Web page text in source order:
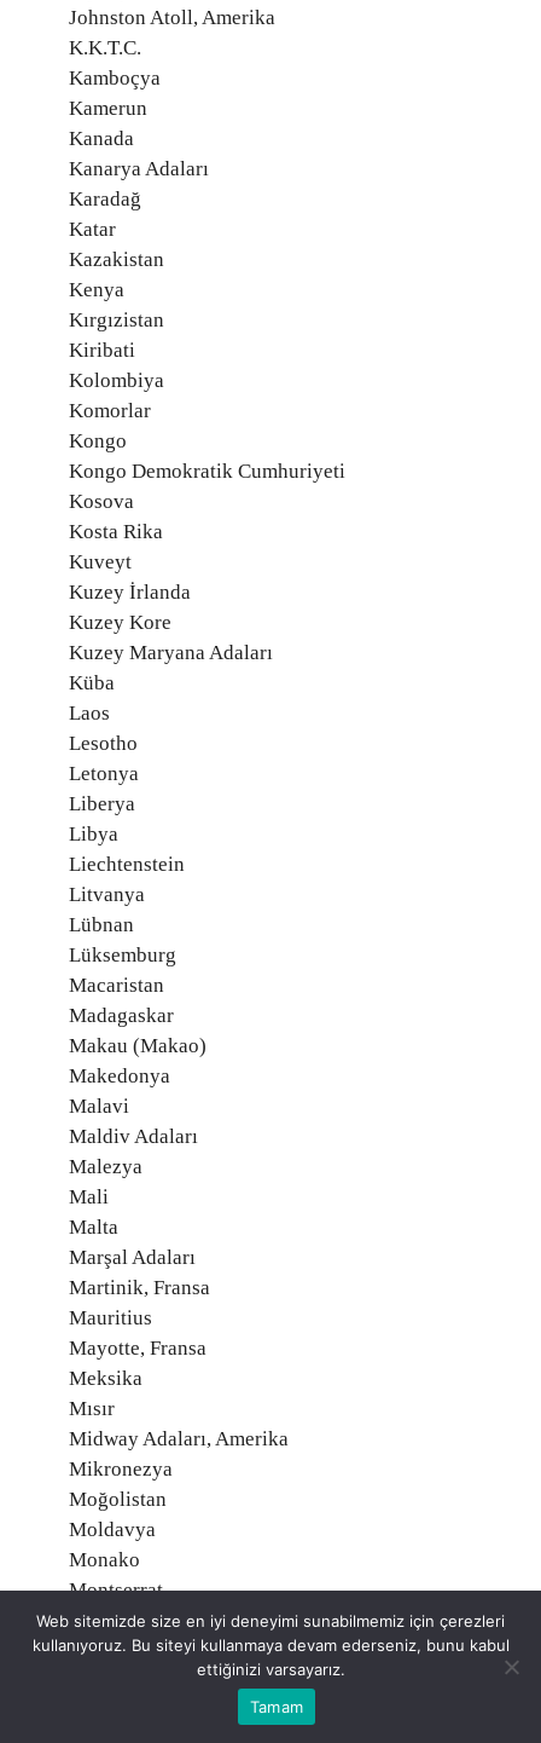
Johnston Atoll, Amerika
K.K.T.C.
Kamboçya
Kamerun
Kanada
Kanarya Adaları
Karadağ
Katar
Kazakistan
Kenya
Kırgızistan
Kiribati
Kolombiya
Komorlar
Kongo
Kongo Demokratik Cumhuriyeti
Kosova
Kosta Rika
Kuveyt
Kuzey İrlanda
Kuzey Kore
Kuzey Maryana Adaları
Küba
Laos
Lesotho
Letonya
Liberya
Libya
Liechtenstein
Litvanya
Lübnan
Lüksemburg
Macaristan
Madagaskar
Makau (Makao)
Makedonya
Malavi
Maldiv Adaları
Malezya
Mali
Malta
Marşal Adaları
Martinik, Fransa
Mauritius
Mayotte, Fransa
Meksika
Mısır
Midway Adaları, Amerika
Mikronezya
Moğolistan
Moldavya
Monako
Montserrat
Moritanya
Mozambik
Web sitemizde size en iyi deneyimi sunabilmemiz için çerezleri
kullanıyoruz. Bu siteyi kullanmaya devam ederseniz, bunu kabul
ettiğinizi varsayarız.
Tamam